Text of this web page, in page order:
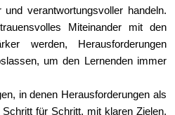
verantwortungsvoller handeln.
Miteinander mit den
werden, Herausforderungen
um den Lernenden immer
in denen Herausforderungen als
für Schritt, mit klaren Zielen,